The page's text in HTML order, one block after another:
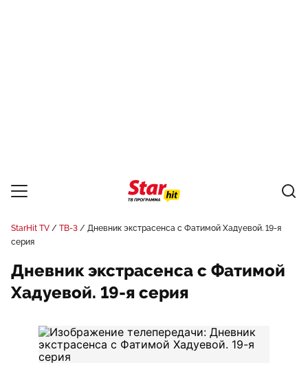
StarHit TV ТВ-3
Дневник экстрасенса с Фатимой Хадуевой. 19-я
серия
Дневник экстрасенса с Фатимой
Хадуевой. 19-я серия